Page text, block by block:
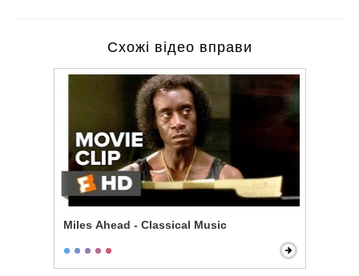
Схожі відео вправи
Miles Ahead - Classical Music